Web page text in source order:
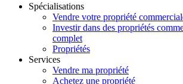
Spécialisations
Vendre votre propriété
Investir dans des propriétés
complet
Propriétés
Services
Vendre ma propriété
Achetez une propriété